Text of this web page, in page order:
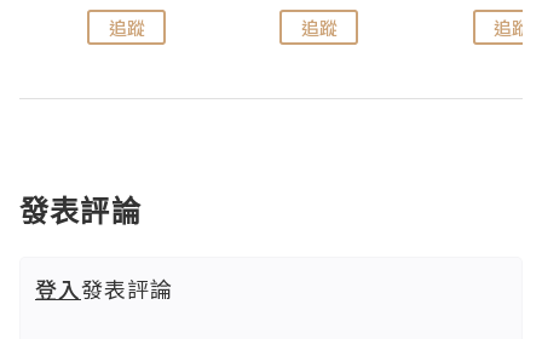
追蹤 追蹤 追蹤
發表評論
登入發表評論